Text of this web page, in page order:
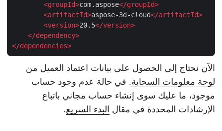
<groupId>com.aspose</groupId
<artifactId>aspose-3d-cloud</artifactId
<version>20.5</version
</dependency
</dependencies
الآن نحتاج إلى الحصول على بيانات اعتماد العميل من
لوحة معلومات السحابة. في حالة عدم وجود حساب
موجود، ما عليك سوى إنشاء حساب مجاني باتباع
الإرشادات المحددة في مقال البدء السريع.